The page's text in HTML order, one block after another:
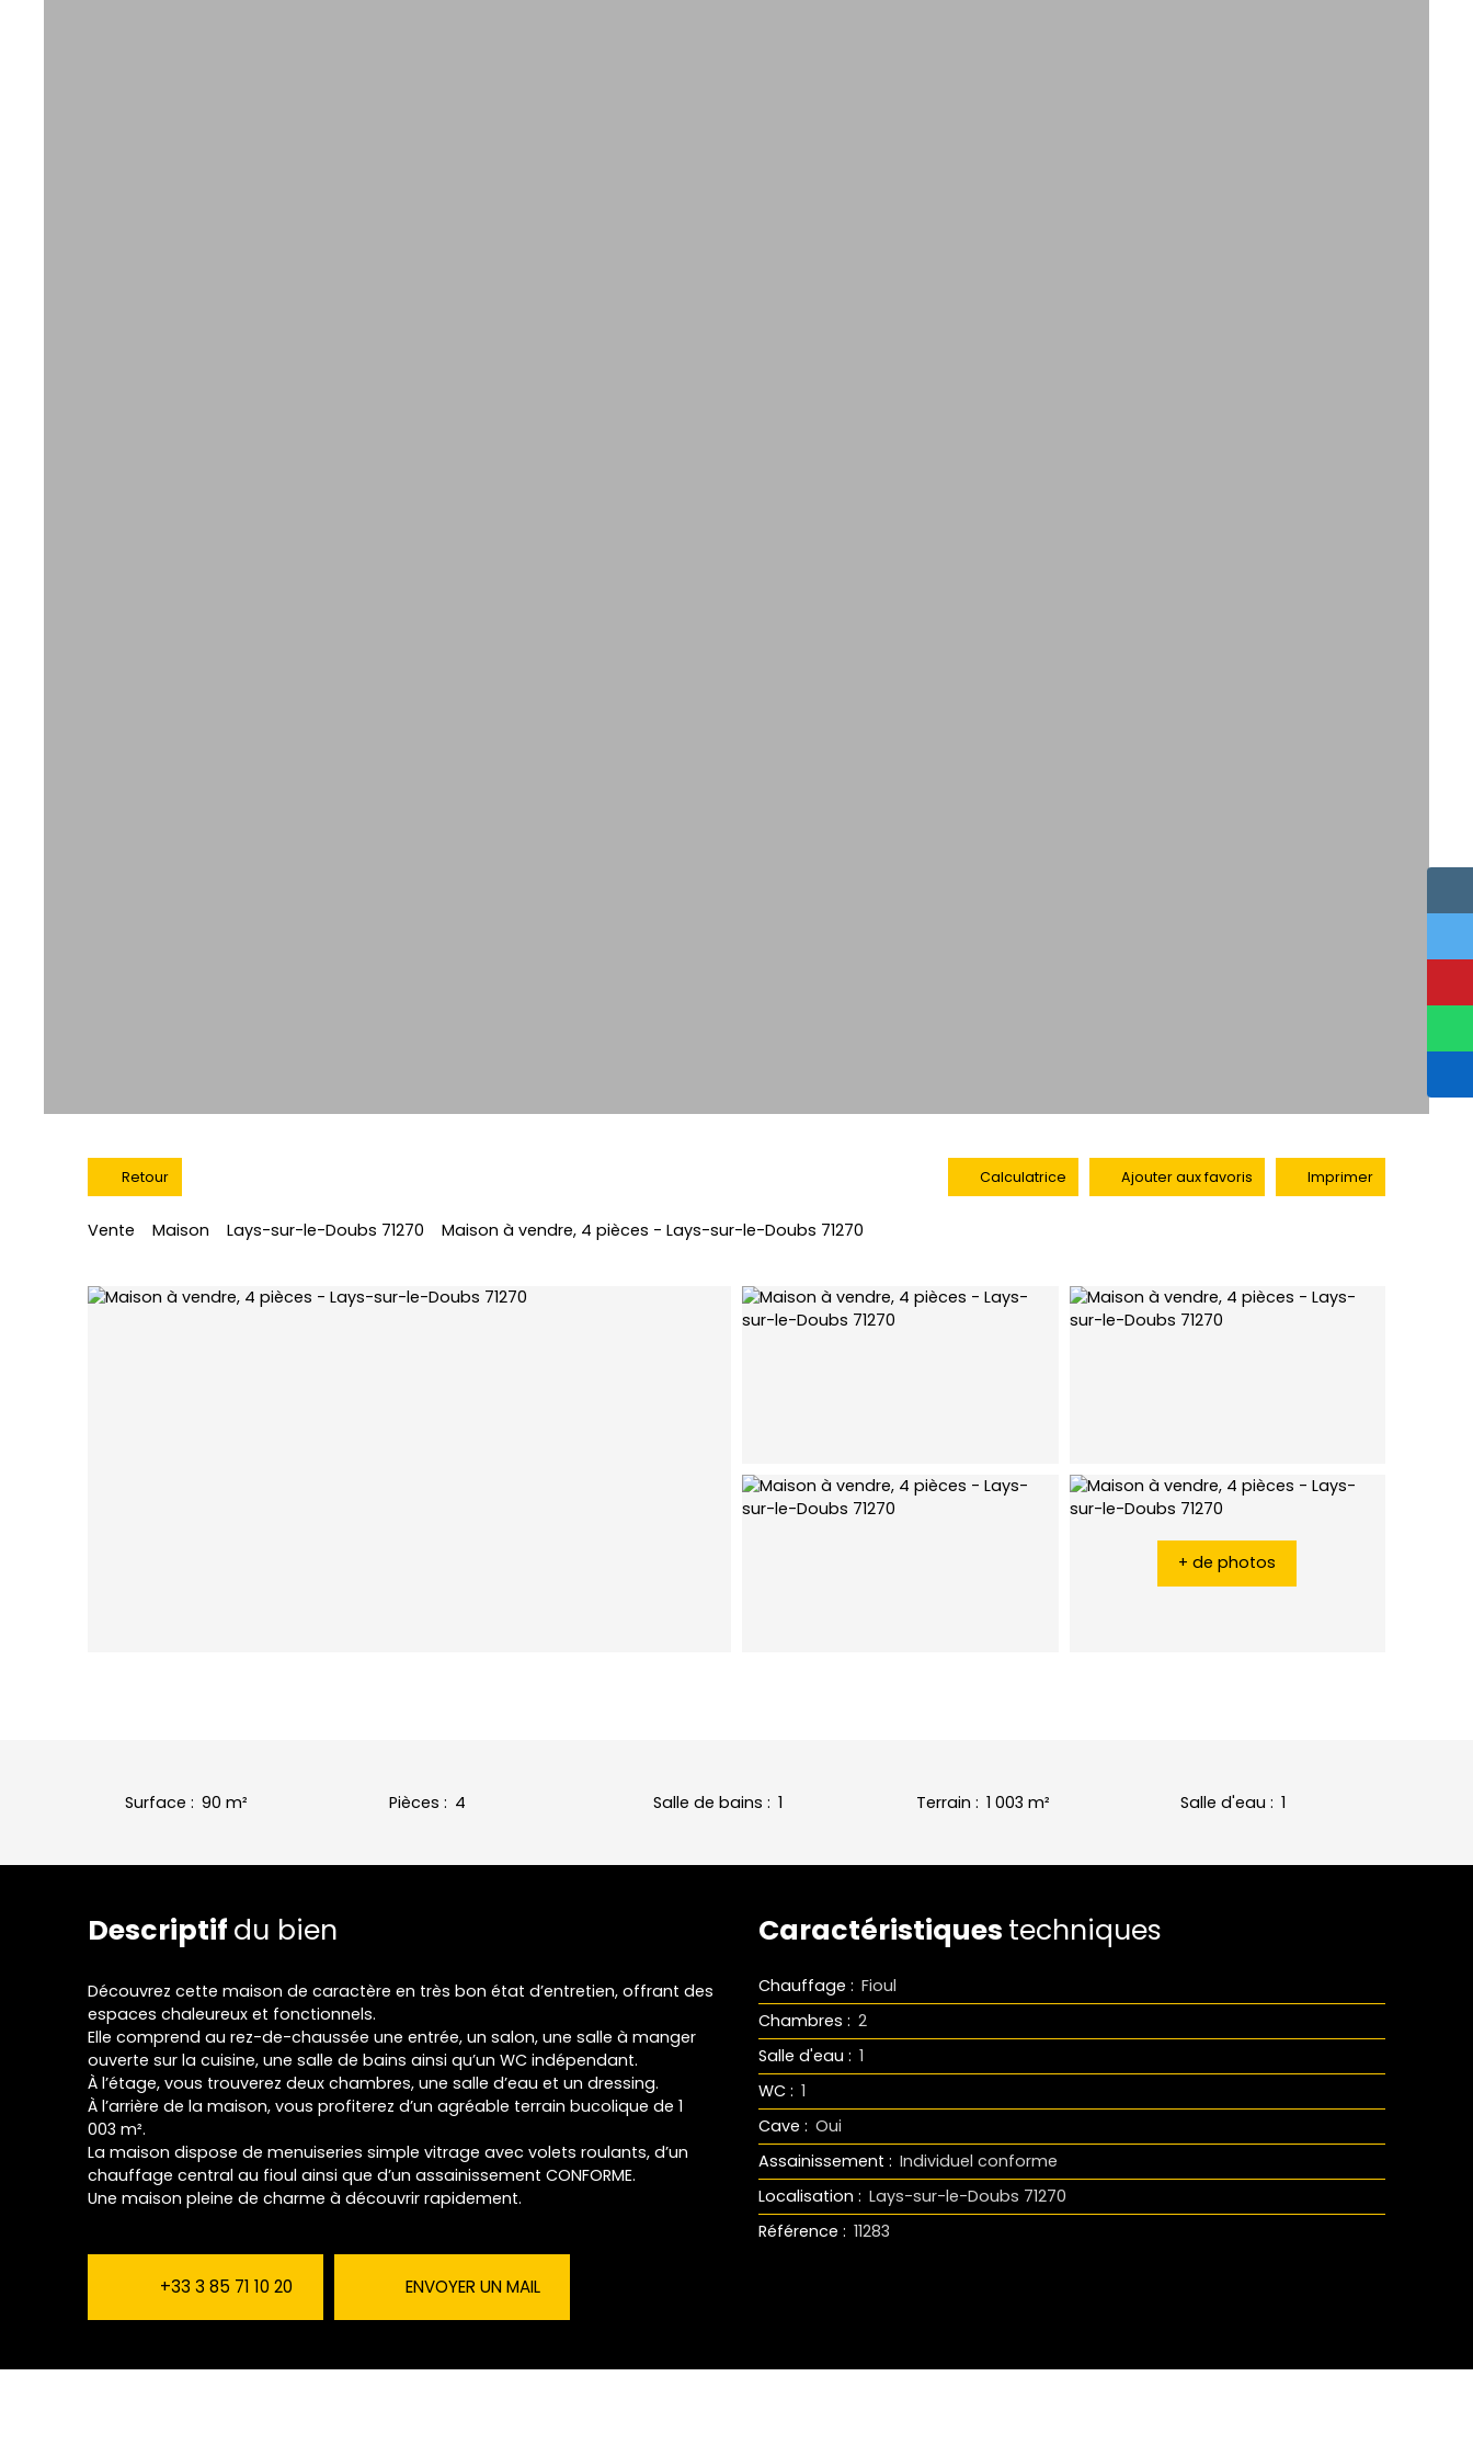
Retour Calculatrice Ajouter aux favoris Imprimer
Vente Maison Lays-sur-le-Doubs 71270 Maison à vendre, 4 pièces - Lays-sur-le-Doubs 71270
+ de photos
Surface : 90 m² Pièces : 4 Salle de bains : 1 Terrain : 1 003m² Salle d'eau : 1
Descriptif du bien
Découvrez cette maison de caractère en très bon état d’entretien, offrant des
espaces chaleureux et fonctionnels.
Elle comprend au rez-de-chaussée une entrée, un salon, une salle à manger
ouverte sur la cuisine, une salle de bains ainsi qu’un WC indépendant.
À l’étage, vous trouverez deux chambres, une salle d’eau et un dressing.
À l’arrière de la maison, vous profiterez d’un agréable terrain bucolique de 1
003 m².
La maison dispose de menuiseries simple vitrage avec volets roulants, d’un
chauffage central au fioul ainsi que d’un assainissement CONFORME.
Une maison pleine de charme à découvrir rapidement.
+33 3 85 71 10 20 ENVOYER UN MAIL
Caractéristiques techniques
Chauffage : Fioul
Chambres : 2
Salle d'eau : 1
WC : 1
Cave : Oui
Assainissement : Individuel conforme
Localisation : Lays-sur-le-Doubs 71270
Référence : 11283